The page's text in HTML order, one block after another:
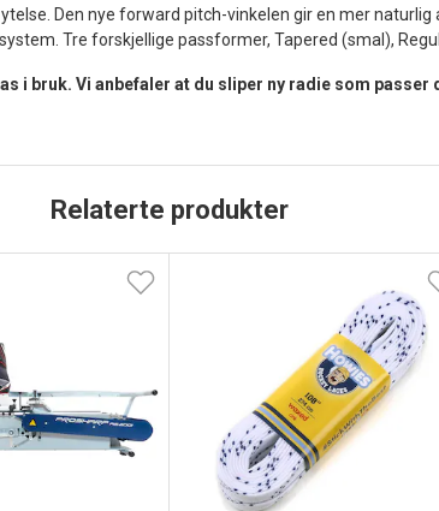
Den nye forward pitch-vinkelen gir en mer
Tre forskjellige passformer, Tapered (smal),
i bruk. Vi anbefaler at du sliper ny radie som passer
Relaterte produkter